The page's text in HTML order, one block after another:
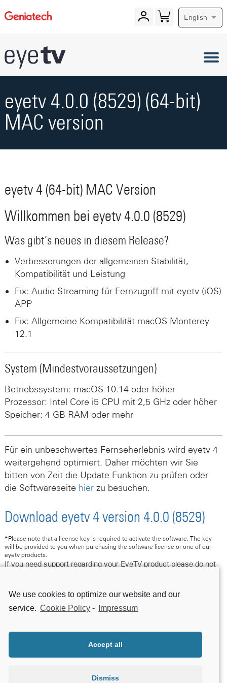
We use cookies to optimize our website and our
service. Cookie Policy - Impressum
Accept all
Dismiss
English
eyetv 4.0.0 (8529) (64-bit)
MAC version
eyetv 4 (64-bit) MAC Version
Willkommen bei eyetv 4.0.0 (8529)
Was gibt’s neues in diesem Release?
Verbesserungen der allgemeinen Stabilität,
Kompatibilität und Leistung
Fix: Audio-Streaming für Fernzugriff mit eyetv (iOS)
APP
Fix: Allgemeine Kompatibilität macOS Monterey
12.1
System (Mindestvoraussetzungen)
Betriebssystem: macOS 10.14 oder höher
Prozessor: Intel Core i5 CPU mit 2,5 GHz oder höher
Speicher: 4 GB RAM oder mehr
Für ein unbeschwertes Fernseherlebnis wird eyetv 4
weitergehend optimiert. Daher möchten wir Sie
bitten von Zeit die Update Funktion zu prüfen oder
die Softwareseite hierzu besuchen.
Download eyetv 4 version 4.0.0 (8529)
*Please note that a license key is required to activate the software. The key
will be provided to you when purchasing the software license or one of our
eyetv products.
If you need support regarding your EyeTV product please do not
Contact Support